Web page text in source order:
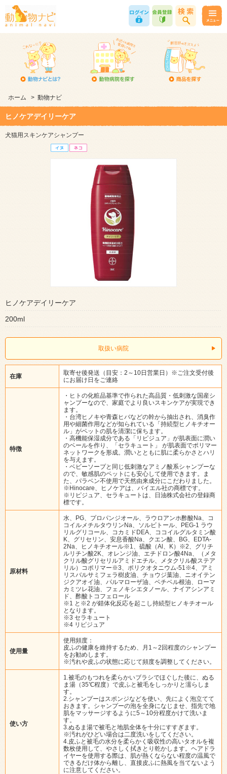
ホーム > 動物ナビ
ヒノケアデイリーケア
犬猫用スキンケアシャンプー
ヒノケアデイリーケア
200ml
取扱い病院
在庫
取寄せ後発送（目安：2～10日営業日）※ご注文受付後
にお届け日をご連絡
特徴
・ヒトの化粧品基準で作られた高品質・低刺激な国産シ
ャンプーなので、家庭でより良いスキンケアが実現でき
ます。
・台湾ヒノキや青森ヒバなどの幹から抽出され、消臭作
用や細菌作用などが知られている「持続型ヒノキチオー
ル」がペットの肌を清潔に保ちます。
・高機能保湿成分である「リピジュア」が肌表面に潤い
のベールを作り、「セラキュート」 が肌表面でポリマー
ネットワークを形成。潤いとともに肌に柔らかさとハリ
を与えます。
・ベビーソープと同じ低刺激なアミノ酸系シャンプーな
ので、敏感肌のペットにも安心して使用できます。ま
た、パラベン不使用で天然由来成分にこだわりました。
※Hinocare、ヒノケアは、バイエル社の商標です。
※リピジュア、セラキュートは、日油株式会社の登録商
標です。
原材料
水、PG、プロパンジオール、ラウロアンホ酢酸Na、コ
コイルメチルタウリンNa、ソルビトール、PEG-1 ラウ
リルグリコール、コカミドDEA、ココイルグルタミン酸
K、グリセリン、安息香酸Na、クエン酸、BG、EDTA-
2Na、ヒノキチオール※1、硫酸（Al、K）※2、グリチ
ルリチン酸2K、オレンジ油、エチドロン酸4Na、（メタ
クリル酸グリセリルアミドエチル、メタクリル酸ステア
リル）コポリマー※3、ポリクオタニウム-51※4、アミ
リスバルサミフェラ樹皮油、チョウジ葉油、ニオイテン
ジクアオイ油、パルマローザ油、ベチベル根油、ローマ
カミツレ花油、フェノキシエタノール、ナイアシンアミ
ド、酢酸トコフェロール
※1 と※2 が錯体化反応を起こし持続型ヒノキチオール
となります。
※3 セラキュート
※4 リピジュア
使用量
使用頻度：
皮ふの健康を維持するため、月1～2回程度のシャンプー
をお勧めします。
※汚れや皮ふの状態に応じて頻度を調整してください。
使い方
1.被毛のもつれを柔らかいブラシでほぐした後に、ぬる
ま湯（35℃程度）で皮ふと被毛をしっかりと濡らしま
す。
2.シャンプーはスポンジなどを使い、先によく泡立てて
おきます。シャンプーの泡を全身になじませ、指先で地
肌をマッサージするように5～10分程度かけて洗いま
す。
3.ぬるま湯で被毛と地肌全体を十分にすすぎます。
※汚れがひどい場合は二度洗いをしてください。
4.皮ふと被毛の水分を柔らかく吸収性の高いタオルを複
数枚使用して、やさしく拭きとり乾かします。ヘアドラ
イヤーを使用する際は、肌が熱くならない程度の温風で
できるだけ体から離し、直接皮ふに熱風を当てないよう
に注意してください。